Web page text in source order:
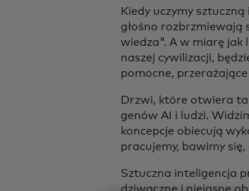
Kiedy uczymy
głośno rozbrzmiewają
wiedza". A w miarę jak
naszej cywilizacji,
pomocne,
Drzwi, które otwiera
genów AI i ludzi.
koncepcje obiecują
pracujemy, bawimy
Sztuczna inteligencja